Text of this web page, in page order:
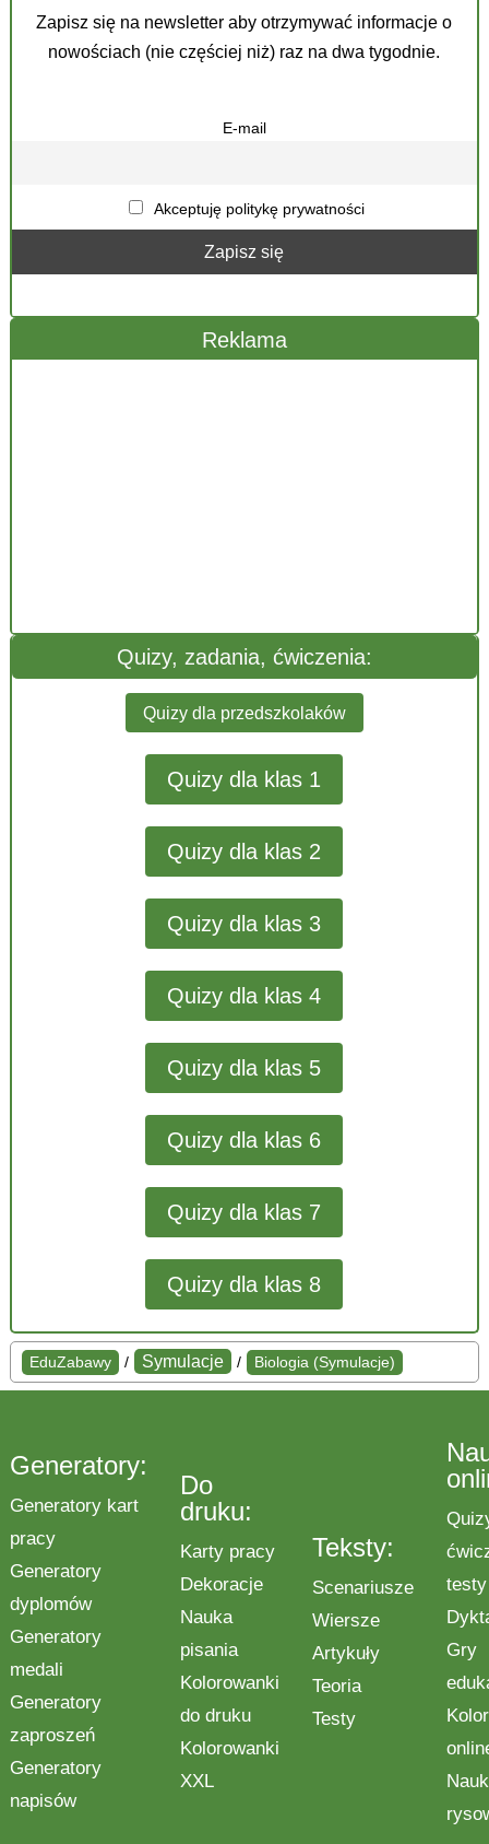
Zapisz się na newsletter aby otrzymywać informacje o
nowościach (nie częściej niż) raz na dwa tygodnie.
E-mail
Akceptuję politykę prywatności
Reklama
Quizy, zadania, ćwiczenia:
Quizy dla przedszkolaków
Quizy dla klas 1
Quizy dla klas 2
Quizy dla klas 3
Quizy dla klas 4
Quizy dla klas 5
Quizy dla klas 6
Quizy dla klas 7
Quizy dla klas 8
EduZabawy / Symulacje / Biologia (Symulacje)
Generatory:
Generatory kart
pracy
Generatory
dyplomów
Generatory
medali
Generatory
zaproszeń
Generatory
napisów
Do
druku:
Karty pracy
Dekoracje
Nauka
pisania
Kolorowanki
do druku
Kolorowanki
XXL
Teksty:
Scenariusze
Wiersze
Artykuły
Teoria
Testy
testy
Gry